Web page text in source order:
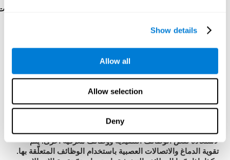
Show details
Allow all
Allow selection
Deny
: عليك أن تُخرج كرة من تيه
كيف نستعيد أو نحسّن الأعمال
التنفيذيّة؟
يمكننا تدريب جميع المهارات المعرفيّة، مثل الإدراك، لتحسّنها.
نقدّم فيكوجنفيتالإمكانيّة لإتمامه بطريقة مهنيّة.
هي أساس استعادة الوظائف التنفيذية
والقدرات المعرفية الأخرى .
مجموعة تمارين مصمّمة
لاستعادة نقص الوظائف التنفيذية ووظائف معرفية أخرى. يتمّ
تقوية الدماغ والاتصالات العصبية باستخدام الوظائف المتعلّقة بها.